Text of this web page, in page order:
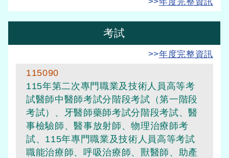
考試
>>年度完整資訊
115090
115年第二次專門職業及技術人員高等考
試醫師中醫師考試分階段考試（第一階段
考試）、牙醫師藥師考試分階段考試、醫
事檢驗師、醫事放射師、物理治療師考
試、115年專門職業及技術人員高等考試
職能治療師、呼吸治療師、獸醫師、助產